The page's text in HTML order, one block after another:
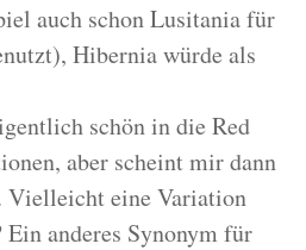
auch schon Lusitania für
Hibernia würde als
schön in die Red
aber scheint mir dann
Vielleicht eine Variation
Ein anderes Synonym für